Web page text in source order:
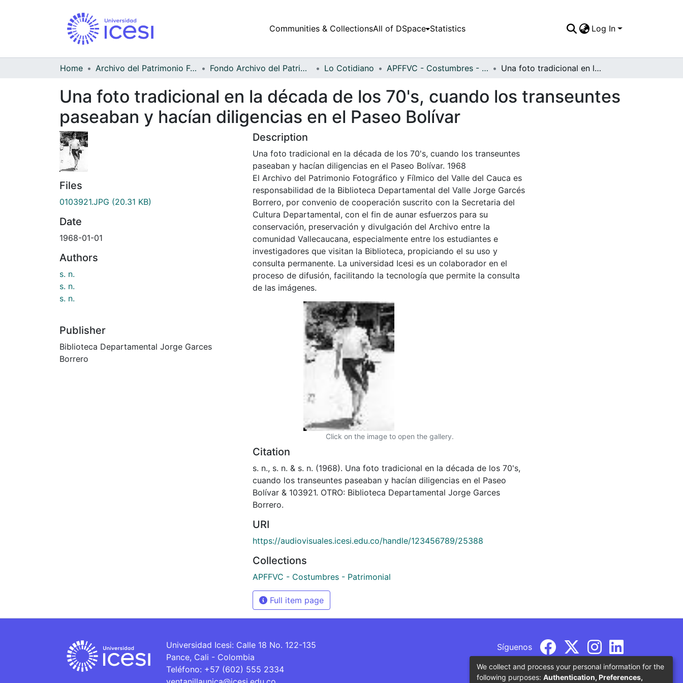
Communities & CollectionsAll of DSpace Statistics Log In
Home Archivo del Patrimonio Fotográfico y Fílmico del Valle del Cauca Fondo Archivo del Patrimonio Fotográfico y Fílmico del Valle del Cauca Lo Cotidiano APFFVC - Costumbres - Patrimonial Una foto tradicional en la década de los 70's, cuando los transeuntes paseaban y hacían diligencias en el Paseo Bolívar
Una foto tradicional en la década de los 70's, cuando los transeuntes
paseaban y hacían diligencias en el Paseo Bolívar
Files
0103921.JPG (20.31 KB)
Date
1968-01-01
Authors
s. n.
s. n.
s. n.
Publisher
Biblioteca Departamental Jorge Garces
Borrero
Description
Una foto tradicional en la década de los 70's, cuando los transeuntes
paseaban y hacían diligencias en el Paseo Bolívar. 1968
El Archivo del Patrimonio Fotográfico y Fílmico del Valle del Cauca es
responsabilidad de la Biblioteca Departamental del Valle Jorge Garcés
Borrero, por convenio de cooperación suscrito con la Secretaria del
Cultura Departamental, con el fin de aunar esfuerzos para su
conservación, preservación y divulgación del Archivo entre la
comunidad Vallecaucana, especialmente entre los estudiantes e
investigadores que visitan la Biblioteca, propiciando el su uso y
consulta permanente. La universidad Icesi es un colaborador en el
proceso de difusión, facilitando la tecnología que permite la consulta
de las imágenes.
Click on the image to open the gallery.
Citation
s. n., s. n. & s. n. (1968). Una foto tradicional en la década de los 70's,
cuando los transeuntes paseaban y hacían diligencias en el Paseo
Bolívar & 103921. OTRO: Biblioteca Departamental Jorge Garces
Borrero.
URI
https://audiovisuales.icesi.edu.co/handle/123456789/25388
Collections
APFFVC - Costumbres - Patrimonial
Full item page
Universidad Icesi: Calle 18 No. 122-135
Pance, Cali - Colombia
Teléfono: +57 (602) 555 2334
Síguenos
We collect and process your personal information for the
following purposes: Authentication, Preferences,